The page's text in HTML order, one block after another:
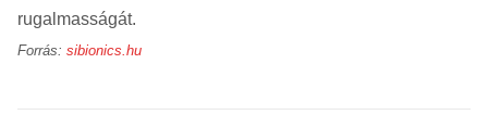
rugalmasságát.
Forrás: sibionics.hu